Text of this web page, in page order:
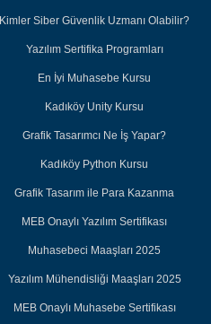
Kimler Siber Güvenlik Uzmanı Olabilir?
Yazılım Sertifika Programları
En İyi Muhasebe Kursu
Kadıköy Unity Kursu
Grafik Tasarımcı Ne İş Yapar?
Kadıköy Python Kursu
Grafik Tasarım ile Para Kazanma
MEB Onaylı Yazılım Sertifikası
Muhasebeci Maaşları 2025
Yazılım Mühendisliği Maaşları 2025
MEB Onaylı Muhasebe Sertifikası